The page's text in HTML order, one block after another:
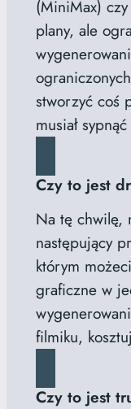
(MiniMax)
plany, ale
stworzyć coś
musiał
Czy to jest
Na tę chwilę,
następujący
którym
graficzne w
filmiku,
Czy to jest